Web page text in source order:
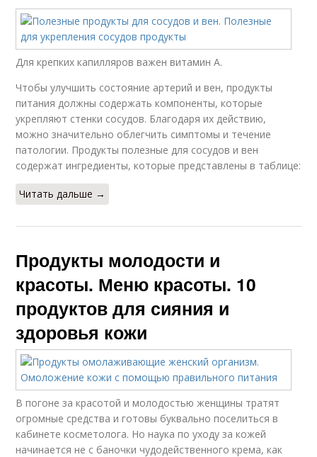
Для крепких капилляров важен витамин А.
Чтобы улучшить состояние артерий и вен, продукты
питания должны содержать компоненты, которые
укрепляют стенки сосудов. Благодаря их действию,
можно значительно облегчить симптомы и течение
патологии. Продукты полезные для сосудов и вен
содержат ингредиенты, которые представлены в таблице:
Читать дальше →
Продукты молодости и
красоты. Меню красоты. 10
продуктов для сияния и
здоровья кожи
В погоне за красотой и молодостью женщины тратят
огромные средства и готовы буквально поселиться в
кабинете косметолога. Но наука по уходу за кожей
начинается не с баночки чудодейственного крема, как